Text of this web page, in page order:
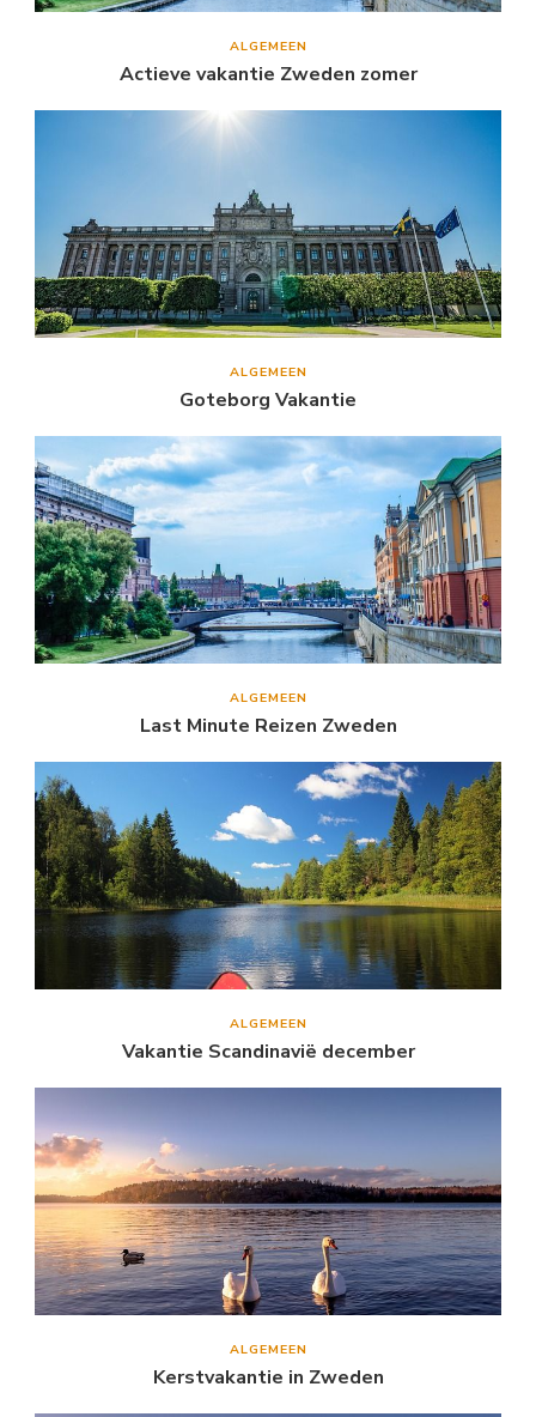
ALGEMEEN
Actieve vakantie Zweden zomer
ALGEMEEN
Goteborg Vakantie
ALGEMEEN
Last Minute Reizen Zweden
ALGEMEEN
Vakantie Scandinavië december
ALGEMEEN
Kerstvakantie in Zweden